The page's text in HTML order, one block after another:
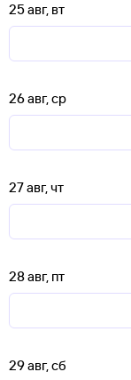
25 авг, вт
26 авг, ср
27 авг, чт
28 авг, пт
29 авг, сб